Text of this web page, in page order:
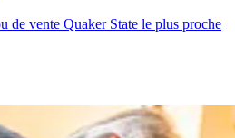
de vente Quaker State le plus proche